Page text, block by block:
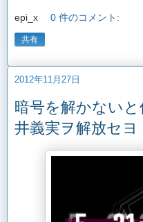
epi_x 0 件のコメント:
共有
2012年11月27日
暗号を解かない
井義実ヲ解放セヨ